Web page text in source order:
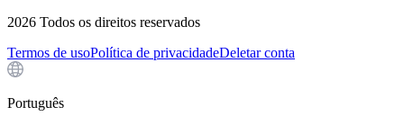
2026 Todos os direitos reservados
Termos de usoPolítica de privacidadeDeletar conta
Português